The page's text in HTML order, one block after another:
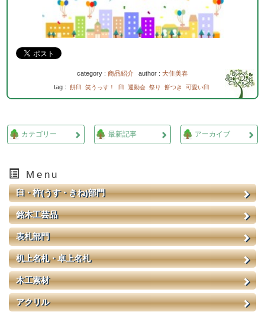
category :商品紹介 author : 大住美春
tag : 餅臼 笑うっす！ 臼 運動会 祭り 餅つき 可愛い臼
カテゴリー 最新記事 アーカイブ
Menu
臼・杵(うす・きね)部門
銘木工芸品
表札部門
机上名札・卓上名札
木工素材
アクリル